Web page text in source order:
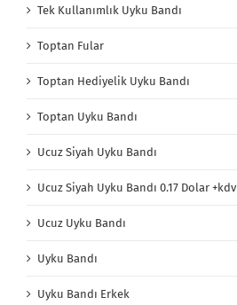
Tek Kullanımlık Uyku Bandı
Toptan Fular
Toptan Hediyelik Uyku Bandı
Toptan Uyku Bandı
Ucuz Siyah Uyku Bandı
Ucuz Siyah Uyku Bandı 0.17 Dolar +kdv
Ucuz Uyku Bandı
Uyku Bandı
Uyku Bandı Erkek